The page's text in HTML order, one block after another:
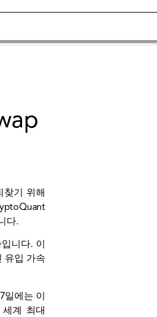
기 위해
다.
니다. 이
유입 가속
일에는 이
계 최대